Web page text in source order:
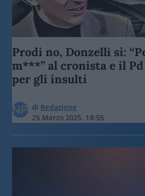
Prodi no, Donzelli sì:
m***” al cronista e il
per gli insulti
di Redazione
25 Marzo 2025, 18:55